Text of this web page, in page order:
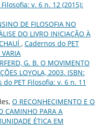
v. 6 n. 12 (2015):
DE FILOSOFIA NO
DO LIVRO INICIAÇÃO À
, Cadernos do PET
G. B. O MOVIMENTO
LOYOLA, 2003. ISBN:
do PET Filosofia: v. 6 n. 11
O RECONHECIMENTO E O
CAMINHO PARA A
ÉTICA EM